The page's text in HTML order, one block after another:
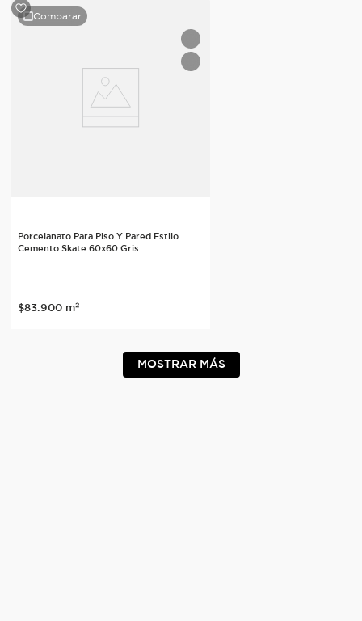
Comparar
Porcelanato Para Piso Y Pared Estilo
Cemento Skate 60x60 Gris
$83 900 m²
MOSTRAR MÁS